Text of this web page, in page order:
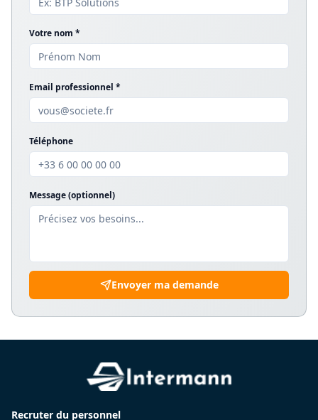
Votre nom *
Email professionnel *
Téléphone
Message (optionnel)
Envoyer ma demande
Recruter du personnel